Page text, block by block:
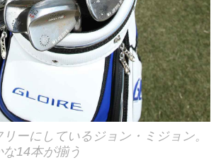
ーにしているジョン・ミジョン。
14本が揃う